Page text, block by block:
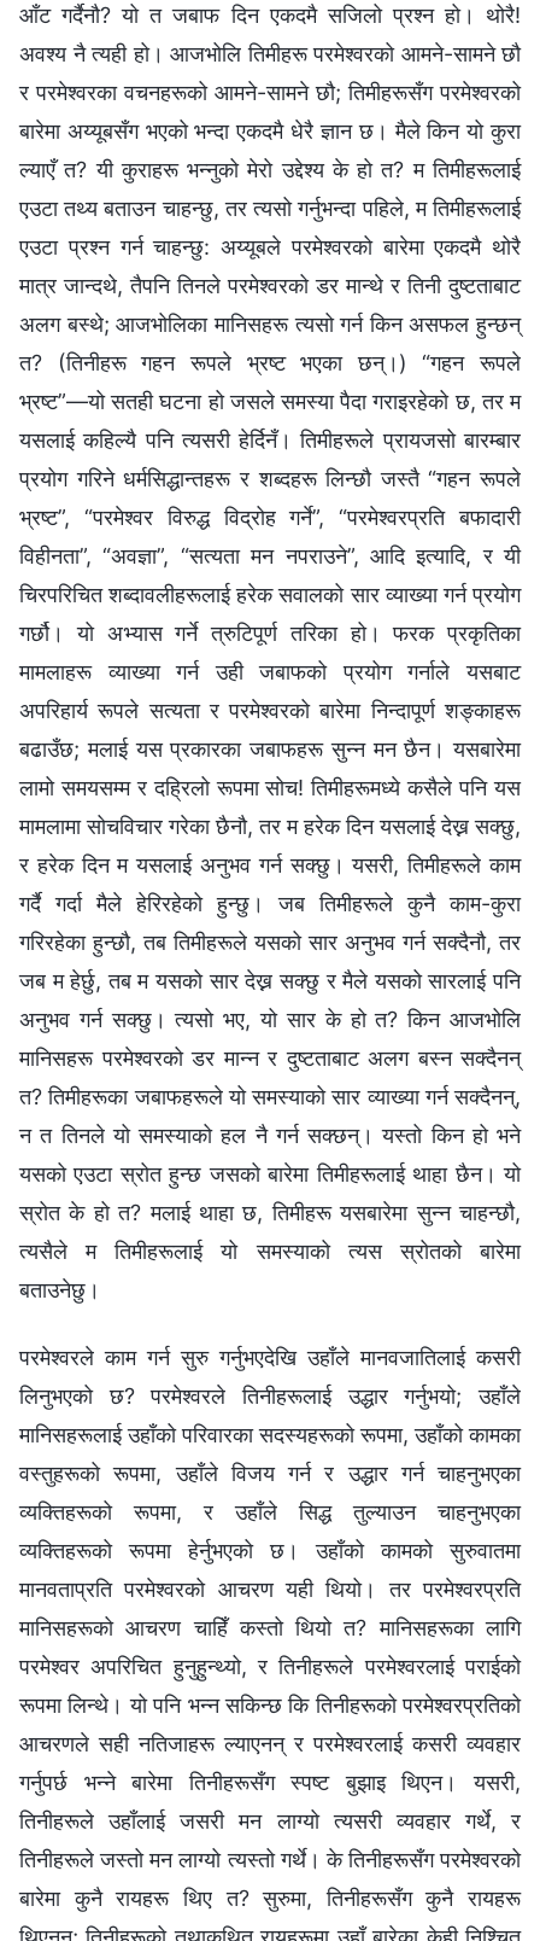
आँट गर्दैनौ? यो त जबाफ दिन एकदमै सजिलो प्रश्न हो। थोरै!
अवश्य नै त्यही हो। आजभोलि तिमीहरू परमेश्‍वरको आमने-सामने छौ
र परमेश्‍वरका वचनहरूको आमने-सामने छौ; तिमीहरूसँग परमेश्‍वरको
बारेमा अय्यूबसँग भएको भन्दा एकदमै धेरै ज्ञान छ। मैले किन यो कुरा
ल्याएँ त? यी कुराहरू भन्नुको मेरो उद्देश्य के हो त? म तिमीहरूलाई
एउटा तथ्य बताउन चाहन्छु, तर त्यसो गर्नुभन्दा पहिले, म तिमीहरूलाई
एउटा प्रश्न गर्न चाहन्छु: अय्यूबले परमेश्‍वरको बारेमा एकदमै थोरै
मात्र जान्दथे, तैपनि तिनले परमेश्‍वरको डर मान्थे र तिनी दुष्टताबाट
अलग बस्थे; आजभोलिका मानिसहरू त्यसो गर्न किन असफल हुन्छन्
त? (तिनीहरू गहन रूपले भ्रष्ट भएका छन्।) “गहन रूपले
भ्रष्ट”—यो सतही घटना हो जसले समस्या पैदा गराइरहेको छ, तर म
यसलाई कहिल्यै पनि त्यसरी हेर्दिनँ। तिमीहरूले प्रायजसो बारम्बार
प्रयोग गरिने धर्मसिद्धान्तहरू र शब्दहरू लिन्छौ जस्तै “गहन रूपले
भ्रष्ट”, “परमेश्‍वर विरुद्ध विद्रोह गर्ने”, “परमेश्‍वरप्रति बफादारी
विहीनता”, “अवज्ञा”, “सत्यता मन नपराउने”, आदि इत्यादि, र यी
चिरपरिचित शब्दावलीहरूलाई हरेक सवालको सार व्याख्या गर्न प्रयोग
गर्छौ। यो अभ्यास गर्ने त्रुटिपूर्ण तरिका हो। फरक प्रकृतिका
मामलाहरू व्याख्या गर्न उही जबाफको प्रयोग गर्नाले यसबाट
अपरिहार्य रूपले सत्यता र परमेश्‍वरको बारेमा निन्दापूर्ण शङ्काहरू
बढाउँछ; मलाई यस प्रकारका जबाफहरू सुन्न मन छैन। यसबारेमा
लामो समयसम्म र दह्रिलो रूपमा सोच! तिमीहरूमध्ये कसैले पनि यस
मामलामा सोचविचार गरेका छैनौ, तर म हरेक दिन यसलाई देख्न सक्छु,
र हरेक दिन म यसलाई अनुभव गर्न सक्छु। यसरी, तिमीहरूले काम
गर्दै गर्दा मैले हेरिरहेको हुन्छु। जब तिमीहरूले कुनै काम-कुरा
गरिरहेका हुन्छौ, तब तिमीहरूले यसको सार अनुभव गर्न सक्दैनौ, तर
जब म हेर्छु, तब म यसको सार देख्न सक्छु र मैले यसको सारलाई पनि
अनुभव गर्न सक्छु। त्यसो भए, यो सार के हो त? किन आजभोलि
मानिसहरू परमेश्‍वरको डर मान्न र दुष्टताबाट अलग बस्न सक्दैनन्
त? तिमीहरूका जबाफहरूले यो समस्याको सार व्याख्या गर्न सक्दैनन्,
न त तिनले यो समस्याको हल नै गर्न सक्छन्। यस्तो किन हो भने
यसको एउटा स्रोत हुन्छ जसको बारेमा तिमीहरूलाई थाहा छैन। यो
स्रोत के हो त? मलाई थाहा छ, तिमीहरू यसबारेमा सुन्न चाहन्छौ,
त्यसैले म तिमीहरूलाई यो समस्याको त्यस स्रोतको बारेमा
बताउनेछु।
परमेश्‍वरले काम गर्न सुरु गर्नुभएदेखि उहाँले मानवजातिलाई कसरी
लिनुभएको छ? परमेश्‍वरले तिनीहरूलाई उद्धार गर्नुभयो; उहाँले
मानिसहरूलाई उहाँको परिवारका सदस्यहरूको रूपमा, उहाँको कामका
वस्तुहरूको रूपमा, उहाँले विजय गर्न र उद्धार गर्न चाहनुभएका
व्यक्तिहरूको रूपमा, र उहाँले सिद्ध तुल्याउन चाहनुभएका
व्यक्तिहरूको रूपमा हेर्नुभएको छ। उहाँको कामको सुरुवातमा
मानवताप्रति परमेश्‍वरको आचरण यही थियो। तर परमेश्‍वरप्रति
मानिसहरूको आचरण चाहिँ कस्तो थियो त? मानिसहरूका लागि
परमेश्‍वर अपरिचित हुनुहुन्थ्यो, र तिनीहरूले परमेश्‍वरलाई पराईको
रूपमा लिन्थे। यो पनि भन्न सकिन्छ कि तिनीहरूको परमेश्‍वरप्रतिको
आचरणले सही नतिजाहरू ल्याएनन् र परमेश्‍वरलाई कसरी व्यवहार
गर्नुपर्छ भन्ने बारेमा तिनीहरूसँग स्पष्ट बुझाइ थिएन। यसरी,
तिनीहरूले उहाँलाई जसरी मन लाग्यो त्यसरी व्यवहार गर्थे, र
तिनीहरूले जस्तो मन लाग्यो त्यस्तो गर्थे। के तिनीहरूसँग परमेश्‍वरको
बारेमा कुनै रायहरू थिए त? सुरुमा, तिनीहरूसँग कुनै रायहरू